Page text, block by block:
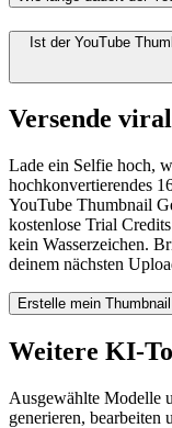
Ist der YouTube
Versende
Lade ein Selfie hoch,
hochkonvertierendes
YouTube Thumbnail
kostenlose Trial
kein Wasserzeichen.
deinem nächsten
Erstelle mein Thumbnail
Weitere KI-
Ausgewählte Modelle
generieren, bearbeiten